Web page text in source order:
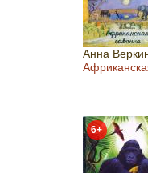
Анна
6+